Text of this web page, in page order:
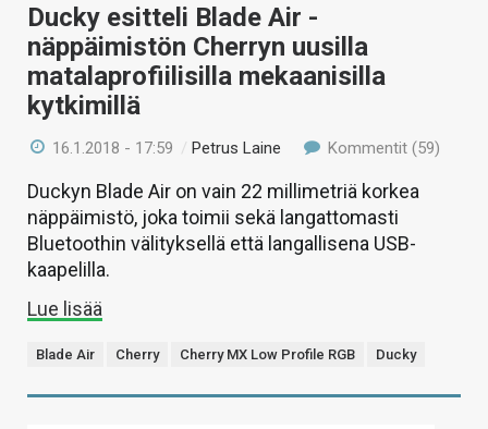
Ducky esitteli Blade Air -
näppäimistön Cherryn uusilla
matalaprofiilisilla mekaanisilla
kytkimillä
16.1.2018 - 17:59 /Petrus Laine Kommentit (59)
Duckyn Blade Air on vain 22 millimetriä korkea
näppäimistö, joka toimii sekä langattomasti
Bluetoothin välityksellä että langallisena USB-
kaapelilla.
Lue lisää
Blade Air Cherry Cherry MX Low Profile RGB Ducky